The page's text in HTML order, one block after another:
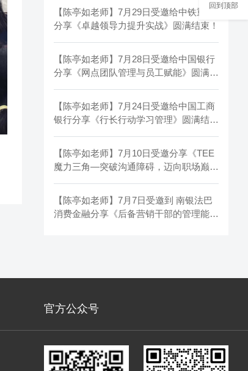
【陈亭如老师】7月29日受邀给中铁重工
分享《卓越领导力提升实战》圆满结束！
【陈亭如老师】7月28日受邀给中国银行
分享《网点团队管理与员工赋能》圆满结
【陈亭如老师】7月24日受邀给中国工商
银行分享《行长行动学习管理》圆满结
【陈亭如老师】7月10日受邀分享《TEE
魔力三角—突破沟通障碍，迈向职场巅峰
【陈亭如老师】7月7日受邀到 南银法巴
消费金融分享《后备营销干部的管理能力
官方公众号
回到顶部